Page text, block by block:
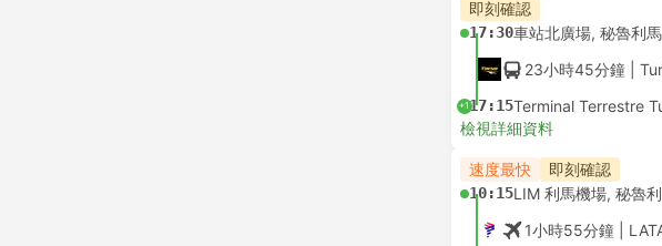
即刻確認
17:30車站北廣場, 秘魯利馬
23小時45分鐘 |
+117:15Terminal Terrestre
檢視詳細資料
速度最快 即刻確認
10:15LIM 利馬機場, 秘魯
1小時55分鐘 |